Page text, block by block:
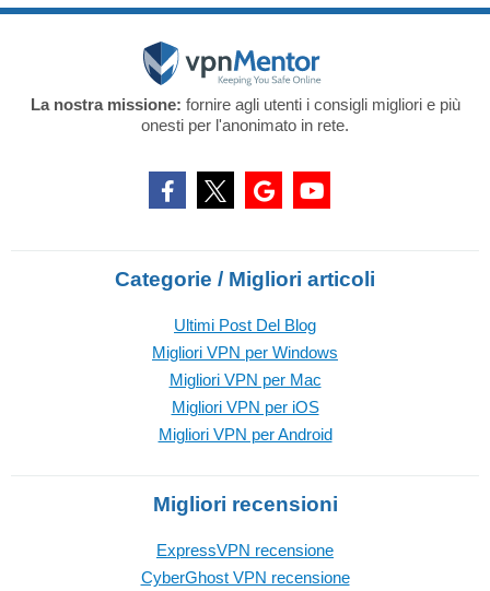
La nostra missione: fornire agli utenti i consigli migliori e più
onesti per l'anonimato in rete.
Categorie / Migliori articoli
Ultimi Post Del Blog
Migliori VPN per Windows
Migliori VPN per Mac
Migliori VPN per iOS
Migliori VPN per Android
Migliori recensioni
ExpressVPN recensione
CyberGhost VPN recensione